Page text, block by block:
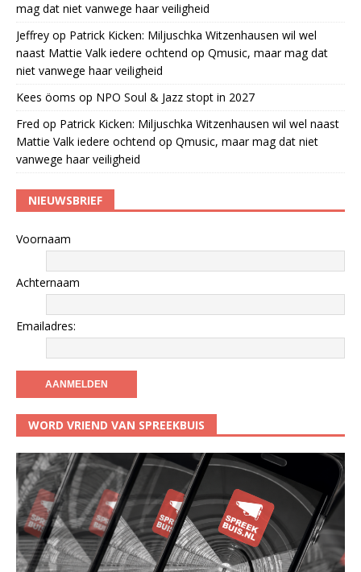
mag dat niet vanwege haar veiligheid
Jeffrey op Patrick Kicken: Miljuschka Witzenhausen wil wel
naast Mattie Valk iedere ochtend op Qmusic, maar mag dat
niet vanwege haar veiligheid
Kees öoms op NPO Soul & Jazz stopt in 2027
Fred op Patrick Kicken: Miljuschka Witzenhausen wil wel naast
Mattie Valk iedere ochtend op Qmusic, maar mag dat niet
vanwege haar veiligheid
NIEUWSBRIEF
Voornaam
Achternaam
Emailadres:
WORD VRIEND VAN SPREEKBUIS